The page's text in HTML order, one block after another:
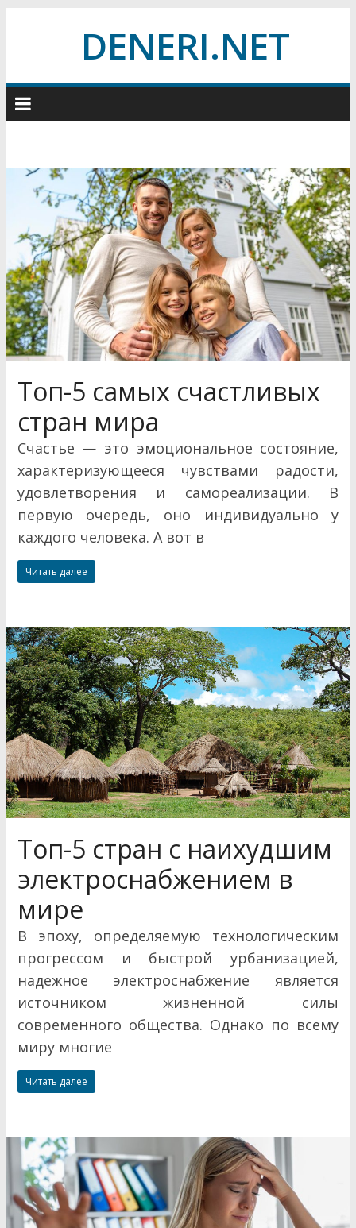
DENERI.NET
Топ-5 самых счастливых
стран мира
Счастье — это эмоциональное состояние,
характеризующееся чувствами радости,
удовлетворения и самореализации. В
первую очередь, оно индивидуально у
каждого человека. А вот в
Читать далее
Топ-5 стран с наихудшим
электроснабжением в
мире
В эпоху, определяемую технологическим
прогрессом и быстрой урбанизацией,
надежное электроснабжение является
источником жизненной силы
современного общества. Однако по всему
миру многие
Читать далее